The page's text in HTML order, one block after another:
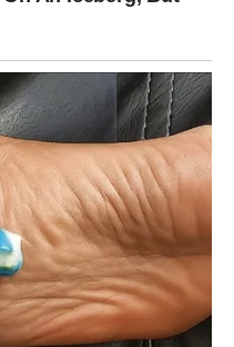
verovati. U ljude.
preporoda.
se trud
čudo
planira, stalno
spontane preokrete jer